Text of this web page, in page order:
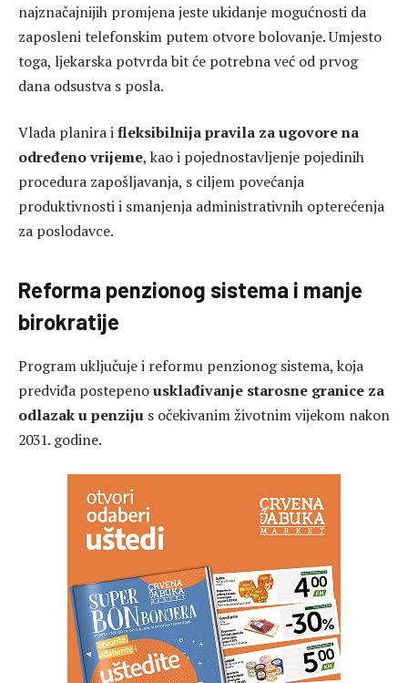
najznačajnijih promjena jeste ukidanje mogućnosti da
zaposleni telefonskim putem otvore bolovanje. Umjesto
toga, ljekarska potvrda bit će potrebna već od prvog
dana odsustva s posla.
Vlada planira ifleksibilnija pravila za ugovore na
određeno vrijeme, kao i pojednostavljenje pojedinih
procedura zapošljavanja, s ciljem povećanja
produktivnosti i smanjenja administrativnih opterećenja
za poslodavce.
Reforma penzionog sistema i manje
birokratije
Program uključuje i reformu penzionog sistema, koja
predviđa postepenousklađivanje starosne granice za
odlazak u penziju s očekivanim životnim vijekom nakon
2031. godine.